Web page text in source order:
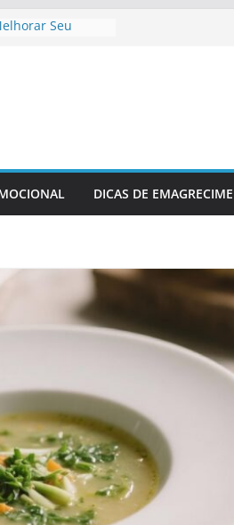
Seu
Pós-
Ideal Antes
Para
DICAS DE